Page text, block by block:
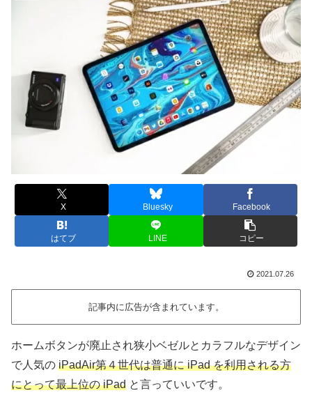
X Bluesky Facebook
はてブ LINE コピー
2021.07.26
記事内に広告が含まれています。
ホームボタンが廃止され狭小ベゼルとカラフルなデザイン
で人気の iPadAir第４世代は普通に iPad を利用される方
にとって最上位の iPad と言っていいです。